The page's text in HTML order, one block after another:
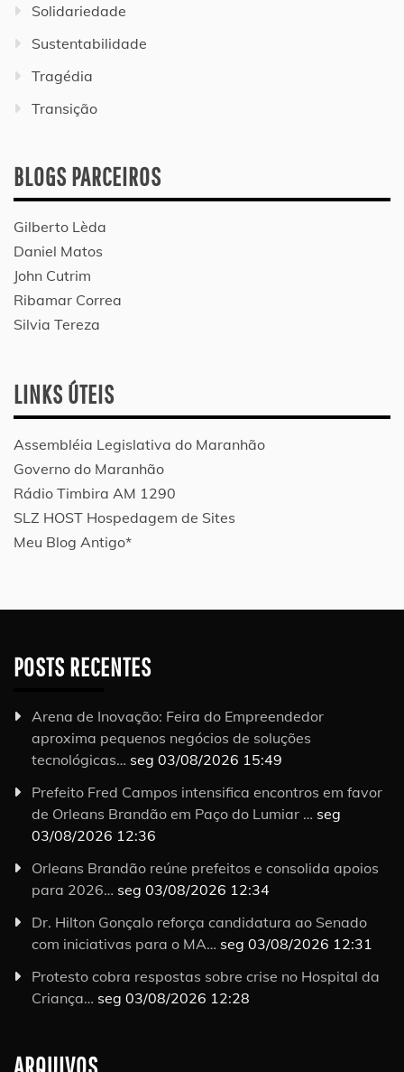
Solidariedade
Sustentabilidade
Tragédia
Transição
BLOGS PARCEIROS
Gilberto Lèda
Daniel Matos
John Cutrim
Ribamar Correa
Silvia Tereza
LINKS ÚTEIS
Assembléia Legislativa do Maranhão
Governo do Maranhão
Rádio Timbira AM 1290
SLZ HOST Hospedagem de Sites
Meu Blog Antigo*
POSTS RECENTES
Arena de Inovação: Feira do Empreendedor
aproxima pequenos negócios de soluções
tecnológicas… seg 03/08/2026 15:49
Prefeito Fred Campos intensifica encontros em favor
de Orleans Brandão em Paço do Lumiar … seg
03/08/2026 12:36
Orleans Brandão reúne prefeitos e consolida apoios
para 2026… seg 03/08/2026 12:34
Dr. Hilton Gonçalo reforça candidatura ao Senado
com iniciativas para o MA… seg 03/08/2026 12:31
Protesto cobra respostas sobre crise no Hospital da
Criança… seg 03/08/2026 12:28
ARQUIVOS